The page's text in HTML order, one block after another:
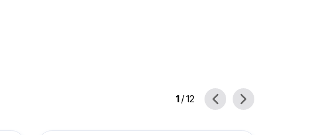
1 /12